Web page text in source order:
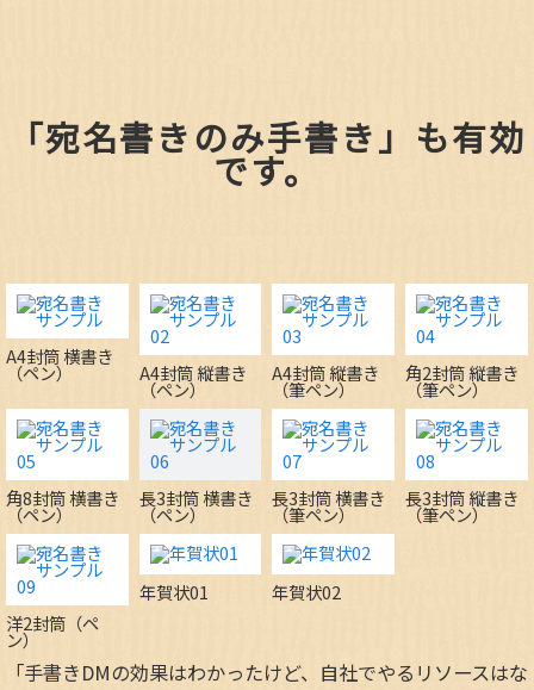
「宛名書きのみ手書き」も有効
です。
A4封筒 横書き
（ペン） A4封筒 縦書き
（ペン）
A4封筒 縦書き
（筆ペン）
角2封筒 縦書き
（筆ペン）
角8封筒 横書き
（ペン）
長3封筒 横書き
（ペン）
長3封筒 横書き
（筆ペン）
長3封筒 縦書き
（筆ペン）
洋2封筒（ペ
ン）
年賀状01 年賀状02
「手書きDMの効果はわかったけど、自社でやるリソースはな